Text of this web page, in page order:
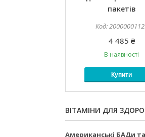
пакетів
4 485 ₴
В наявності
Купити
ВІТАМІНИ ДЛЯ
Американські БАДи та